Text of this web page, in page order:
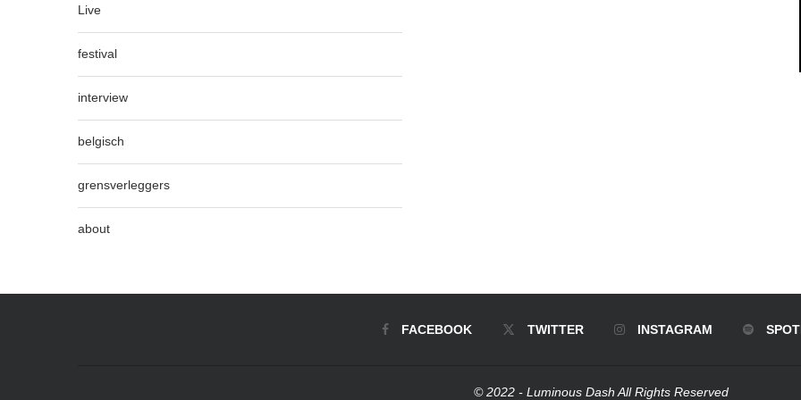
Live
festival
interview
belgisch
grensverleggers
about
FACEBOOK TWITTER INSTAGRAM
© 2022 - Luminous Dash All Rights Reserved